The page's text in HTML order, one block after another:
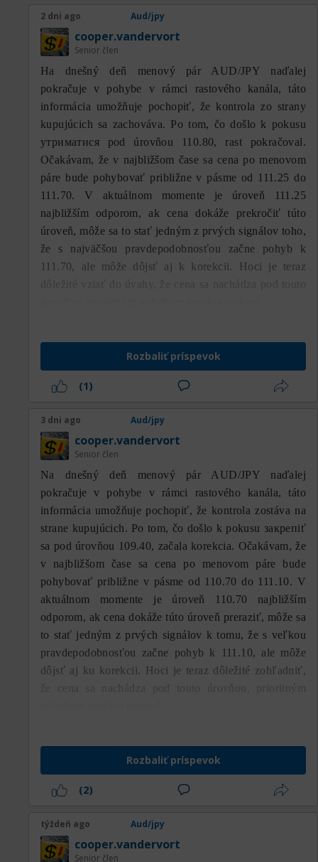
200 (MA200) je stále pomerne ďaleko pod
cenou. Táto situácia naznačuje, že krátkodobý
trend je pod medvedím tlakom, zatiaľ čo
dlhodobý trend ešte úplne nestratil svoj býčí
charakter, keďže cena sa stále drží nad MA200.
V súčasnosti sa AUD/JPY obchoduje okolo
111,26, mierne nad horizontálnou support
zónou 111,11. Cene sa podarilo odraziť po
prudkom poklese až k oblasti 109,94, čo
naznačuje, že na nižších úrovniach začína
vstupovať nákupný záujem. Napriek tomu je
tento odraz stále relatívne obmedzený,
pretože cena zatiaľ nedokázala opäť preraziť
MA100, ktorá sa nachádza v oblasti 111,85.
Pokiaľ sa cena pohybuje pod MA100, nemožno
momentum zotavenia považovať za platnú
Z pohľadu Moving Average sa MA100 modrej
farby začína pohybovať do strany po tom, čo
predtým smerovala nahor. Táto zmena sklonu
v dôsledku pomerne agresívneho predajného
tlaku. Medzitým MA200 červenej farby si stále
postupne udržiava rastúci smer a nachádza sa
v oblasti okolo 109,10. Pozícia MA200, ktorá
stále stúpa, ukazuje, že dlhodobý trend má
stále skôr pozitívny charakter. Preto, pokiaľ
cena zostáva nad MA200, šanca na zotavenie v
strednodobom horizonte zostáva otvorená.
Naopak, ak by cena opäť klesla a prerazila
MA200, dlhodobá býčia štruktúra začne strácať
svoju platnosť.
Horizontálne support a resistance línie na
grafe poskytujú pomerne jasný obraz o
dôležitých oblastiach, ktoré budú v centre
pozornosti účastníkov trhu. Najbližší
silným horizontálnym resistance. Prerazenie
nad túto úroveň bude počiatočným signálom,
že predajný tlak začína slabnúť. Následne sa
ďalší resistance nachádza na 112,92, čo bola
poklesom. Ak sa cene podarí túto úroveň
prekonať, šanca na rast smerom k 113,89 sa
2 dni ago Aud/jpy
cooper.vandervort
Senior člen
На dnešný deň menový pár AUD/JPY naďalej
pokračuje v pohybe v rámci rastového kanála, táto
informácia umožňuje pochopiť, že kontrola zo strany
kupujúcich sa zachováva. Po tom, čo došlo k pokusu
утриматися pod úrovňou 110.80, rast pokračoval.
Očakávam, že v najbližšom čase sa cena po menovom
páre bude pohybovať približne v pásme od 111.25 do
111.70. V aktuálnom momente je úroveň 111.25
najbližším odporom, ak cena dokáže prekročiť túto
úroveň, môže sa to stať jedným z prvých signálov toho,
že s najväčšou pravdepodobnosťou začne pohyb k
111.70, ale môže dôjsť aj k korekcii. Hoci je teraz
dôležité vziať do úvahy, že cena sa nachádza pod touto
Rozbaliť príspevok
(1)
3 dni ago Aud/jpy
cooper.vandervort
Senior člen
Na dnešný deň menový pár AUD/JPY naďalej
pokračuje v pohybe v rámci rastového kanála, táto
informácia umožňuje pochopiť, že kontrola zostáva na
strane kupujúcich. Po tom, čo došlo k pokusu закрепiť
sa pod úrovňou 109.40, začala korekcia. Očakávam, že
v najbližšom čase sa cena po menovom páre bude
pohybovať približne v pásme od 110.70 do 111.10. V
aktuálnom momente je úroveň 110.70 najbližším
odporom, ak cena dokáže túto úroveň preraziť, môže sa
to stať jedným z prvých signálov k tomu, že s veľkou
pravdepodobnosťou začne pohyb k 111.10, ale môže
dôjsť aj ku korekcii. Hoci je teraz dôležité zohľadniť,
že cena sa nachádza pod touto úrovňou, prioritným
Rozbaliť príspevok
(2)
týždeň ago Aud/jpy
cooper.vandervort
Senior člen